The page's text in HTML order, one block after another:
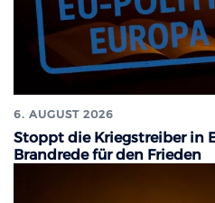
6. AUGUST 2026
Stoppt die Kriegstreiber in
Brandrede für den Frieden